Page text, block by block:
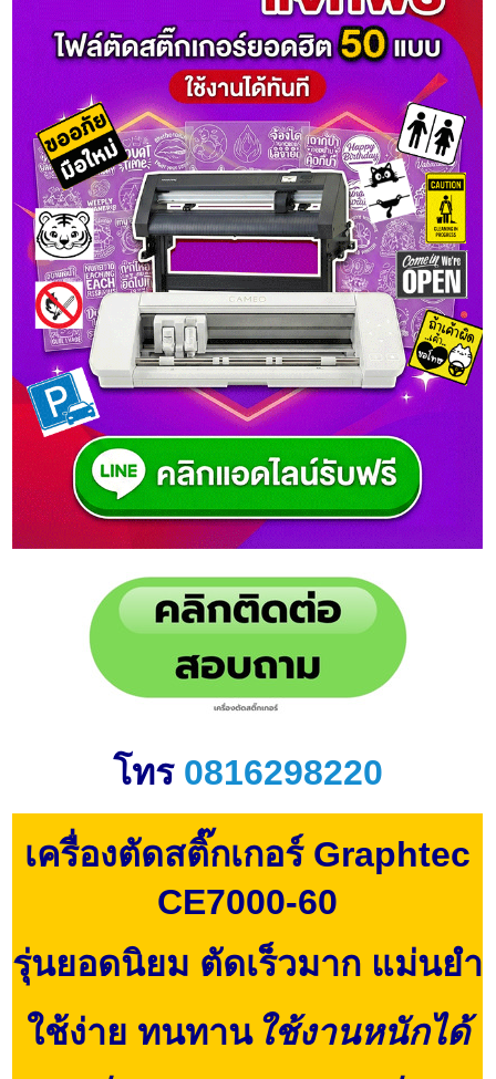
โทร 0816298220
เครื่องตัดสติ๊กเกอร์ Graphtec
CE7000-60
รุ่นยอดนิยม ตัดเร็วมาก แม่นยำ
ใช้ง่าย ทนทาน ใช้งานหนักได้